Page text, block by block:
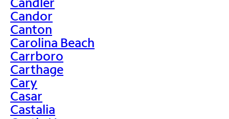
Candor
Canton
Carolina Beach
Carrboro
Carthage
Cary
Casar
Castalia